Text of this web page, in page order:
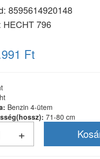
8595614920148
HECHT 796
Ft
Benzin 4-ütem
71-80 cm